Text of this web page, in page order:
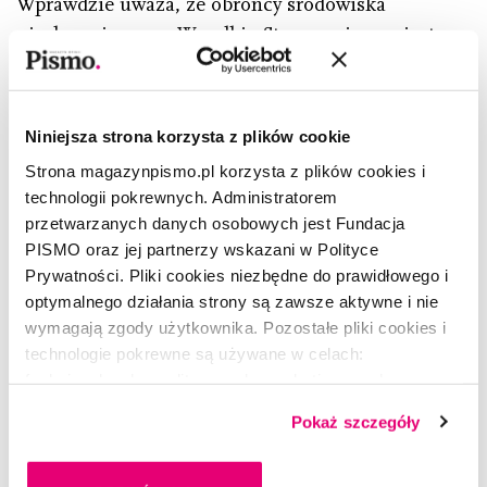
Niniejsza strona korzysta z plików cookie
Strona magazynpismo.pl korzysta z plików cookies i
technologii pokrewnych. Administratorem
przetwarzanych danych osobowych jest Fundacja
PISMO oraz jej partnerzy wskazani w Polityce
Prywatności. Pliki cookies niezbędne do prawidłowego i
optymalnego działania strony są zawsze aktywne i nie
wymagają zgody użytkownika. Pozostałe pliki cookies i
technologie pokrewne są używane w celach:
dobrowolną zgodę na pliki cookies i technologie
pokrewne, zgadzasz się na przechowywanie informacji
Pokaż szczegóły
niesłusznie czczą Wszelkie Stworzenie zamiast
Stwórcy, ale oprócz pick-upa ma też hybrydową
toyotę prius.
Pod koniec drugiej dekady obecnego wieku
nasilający się radykalizm Partii Republikańskiej
w Arizonie zaczął niepokoić Bowersa. Obrady Izby
Reprezentantów zmieniły się w zajadłe …
Aby przeczytać ten artykuł, zaloguj się lub skorzystaj
z oferty.
Czytaj i słuchaj treści, które poszerzają
pełen dostęp do treści z „Pisma”. Możesz
zrezygnować w każdej chwili.